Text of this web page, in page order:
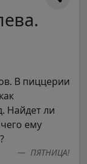
В пиццерии
Найдет ли
ему
ПЯТНИЦА!